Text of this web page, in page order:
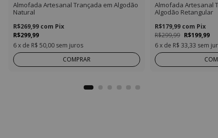
Almofada Artesanal Trançada em Algodão
Natural
R$299,99
R$269,99 com Pix
6x de R$ 50,00 sem juros
COMPRAR
Almofada Artesanal
Algodão Retangular
R$299,99 R$199,99
R$179,99 com Pix
6x de R$ 33,33 sem